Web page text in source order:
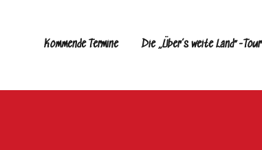
Kommende Termine Die „Über’s weite Land“-Tour